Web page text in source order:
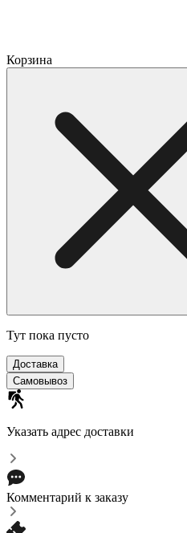
Корзина
Тут пока пусто
Доставка
Самовывоз
Указать адрес доставки
Комментарий к заказу